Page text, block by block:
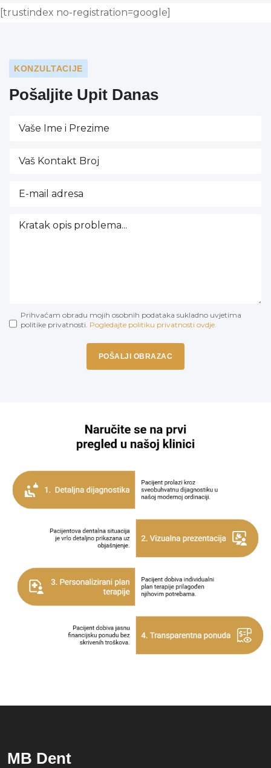
[trustindex no-registration=google]
KONZULTACIJE
Pošaljite Upit Danas
Prihvaćam obradu mojih osobnih podataka sukladno uvjetima
politike privatnosti. Pogledajte politiku privatnosti ovdje.
MB Dent